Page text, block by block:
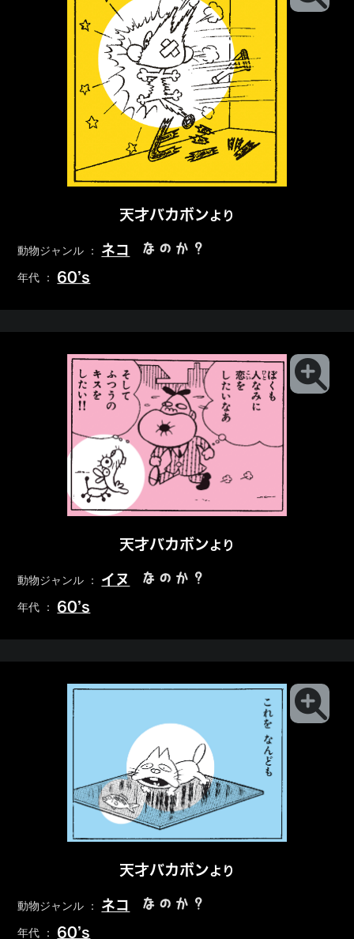
天才バカボンより
動物ジャンル ： ネコ なのか？
年代 ： 60’s
天才バカボンより
動物ジャンル ： イヌ なのか？
年代 ： 60’s
天才バカボンより
動物ジャンル ： ネコ なのか？
年代 ： 60’s